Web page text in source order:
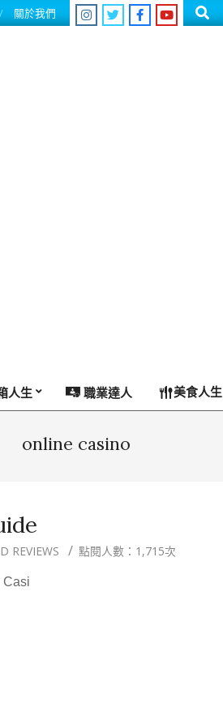
關於我們 Search
人生 職業達人 美食人生
online casino
REVIEWS 點閱人數：1,715次
Casi